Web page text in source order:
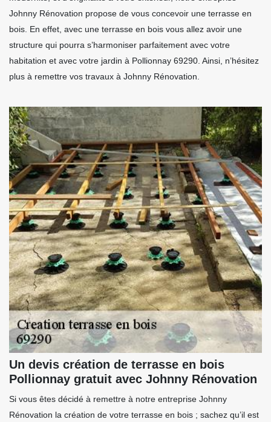
Johnny Rénovation propose de vous concevoir une terrasse en
bois. En effet, avec une terrasse en bois vous allez avoir une
structure qui pourra s’harmoniser parfaitement avec votre
habitation et avec votre jardin à Pollionnay 69290. Ainsi, n’hésitez
plus à remettre vos travaux à Johnny Rénovation.
Un devis création de terrasse en bois
Pollionnay gratuit avec Johnny Rénovation
Si vous êtes décidé à remettre à notre entreprise Johnny
Rénovation la création de votre terrasse en bois ; sachez qu’il est